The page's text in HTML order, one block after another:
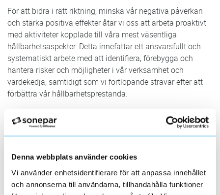
Denna webbplats använder cookies
Vi använder enhetsidentifierare för att anpassa innehållet
och annonserna till användarna, tillhandahålla funktioner
För att bidra i rätt riktning, minska vår negativa påverkan
och stärka positiva effekter åtar vi oss att arbeta proaktivt
med aktiviteter kopplade till våra mest väsentliga
hållbarhetsaspekter. Detta innefattar ett ansvarsfullt och
systematiskt arbete med att identifiera, förebygga och
hantera risker och möjligheter i vår verksamhet och
värdekedja, samtidigt som vi fortlöpande strävar efter att
förbättra vår hållbarhetsprestanda.
Som en del i vårt hållbarhetsarbete vill vi föra en löpande
dialog med våra intressenter, för att förstå och hålla oss
uppdaterade om deras krav och förväntningar samt
aktivt med utbildningar och kompetensutveckling för att
säkerställa efterlevnad av denna policy i vår verksamhet.
Vi vill bidra till en positiv samhällsutveckling och vara en